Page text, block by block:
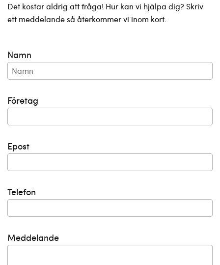
Det kostar aldrig att fråga! Hur kan vi hjälpa dig? Skriv
ett meddelande så återkommer vi inom kort.
Namn
Företag
Epost
Telefon
Meddelande